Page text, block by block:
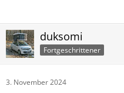
duksomi
Fortgeschrittener
3. November 2024